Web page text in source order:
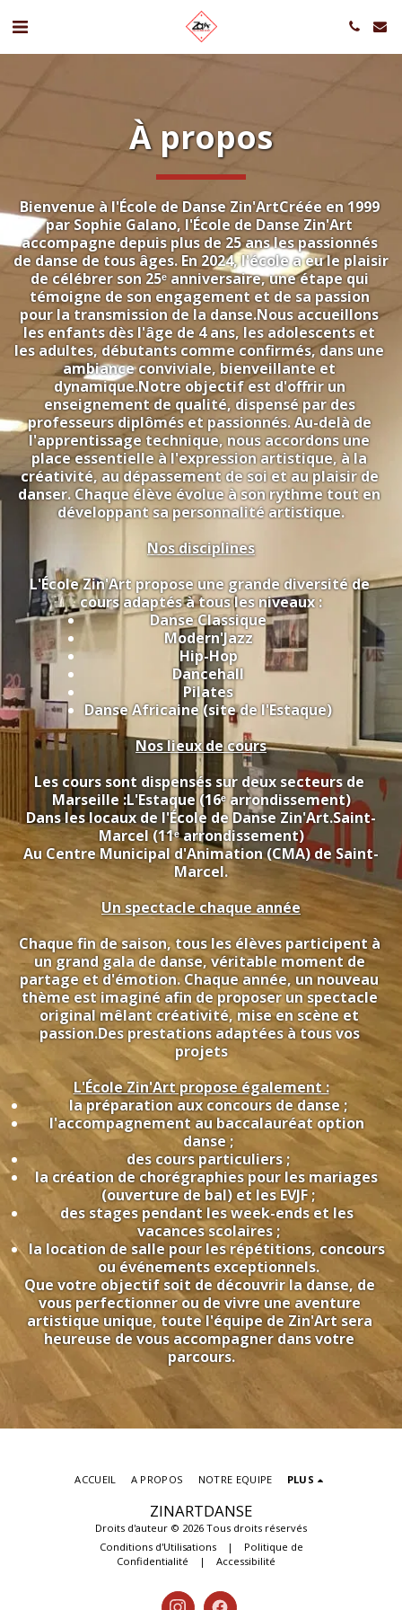
À propos
Bienvenue à l'École de Danse Zin'ArtCréée en 1999
par Sophie Galano, l'École de Danse Zin'Art
accompagne depuis plus de 25 ans les passionnés
de danse de tous âges. En 2024, l'école a eu le plaisir
de célébrer son 25ᵉ anniversaire, une étape qui
témoigne de son engagement et de sa passion
pour la transmission de la danse.Nous accueillons
les enfants dès l'âge de 4 ans, les adolescents et
les adultes, débutants comme confirmés, dans une
ambiance conviviale, bienveillante et
dynamique.Notre objectif est d'offrir un
enseignement de qualité, dispensé par des
professeurs diplômés et passionnés. Au-delà de
l'apprentissage technique, nous accordons une
place essentielle à l'expression artistique, à la
créativité, au dépassement de soi et au plaisir de
danser. Chaque élève évolue à son rythme tout en
développant sa personnalité artistique.
Nos disciplines
L'École Zin'Art propose une grande diversité de
cours adaptés à tous les niveaux :
Danse Classique
Modern'Jazz
Hip-Hop
Dancehall
Pilates
Danse Africaine (site de l'Estaque)
Nos lieux de cours
Les cours sont dispensés sur deux secteurs de
Marseille :L'Estaque (16ᵉ arrondissement)
Dans les locaux de l'École de Danse Zin'Art.Saint-
Marcel (11ᵉ arrondissement)
Au Centre Municipal d'Animation (CMA) de Saint-
Marcel.
Un spectacle chaque année
Chaque fin de saison, tous les élèves participent à
un grand gala de danse, véritable moment de
partage et d'émotion. Chaque année, un nouveau
thème est imaginé afin de proposer un spectacle
original mêlant créativité, mise en scène et
passion.Des prestations adaptées à tous vos
projets
L'École Zin'Art propose également :
la préparation aux concours de danse ;
l'accompagnement au baccalauréat option
danse ;
des cours particuliers ;
la création de chorégraphies pour les mariages
(ouverture de bal) et les EVJF ;
des stages pendant les week-ends et les
vacances scolaires ;
la location de salle pour les répétitions, concours
ou événements exceptionnels.
Que votre objectif soit de découvrir la danse, de
vous perfectionner ou de vivre une aventure
artistique unique, toute l'équipe de Zin'Art sera
heureuse de vous accompagner dans votre
parcours.
ZINARTDANSE
Droits d'auteur © 2026 Tous droits réservés
Conditions d'Utilisations| Politique de
Confidentialité | Accessibilité
ACCUEIL A PROPOS NOTRE EQUIPE PLUS